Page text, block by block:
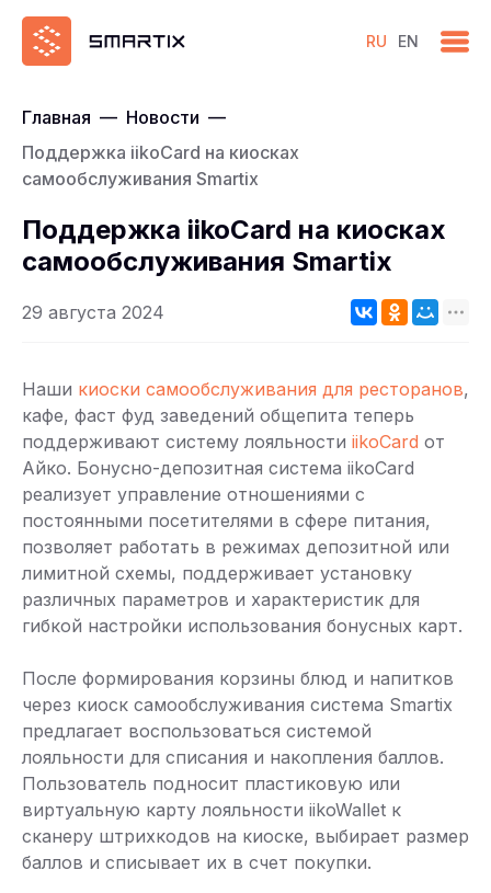
RU EN
Главная — Новости —
Поддержка iikoCard на киосках
самообслуживания Smartix
Поддержка iikoCard на киосках
самообслуживания Smartix
29 августа 2024
Наши киоски самообслуживания для ресторанов,
кафе, фаст фуд заведений общепита теперь
поддерживают систему лояльности iikoCard от
Айко. Бонусно-депозитная система iikoCard
реализует управление отношениями с
постоянными посетителями в сфере питания,
позволяет работать в режимах депозитной или
лимитной схемы, поддерживает установку
различных параметров и характеристик для
гибкой настройки использования бонусных карт.
После формирования корзины блюд и напитков
через киоск самообслуживания система Smartix
предлагает воспользоваться системой
лояльности для списания и накопления баллов.
Пользователь подносит пластиковую или
виртуальную карту лояльности iikoWallet к
сканеру штрихкодов на киоске, выбирает размер
баллов и списывает их в счет покупки.